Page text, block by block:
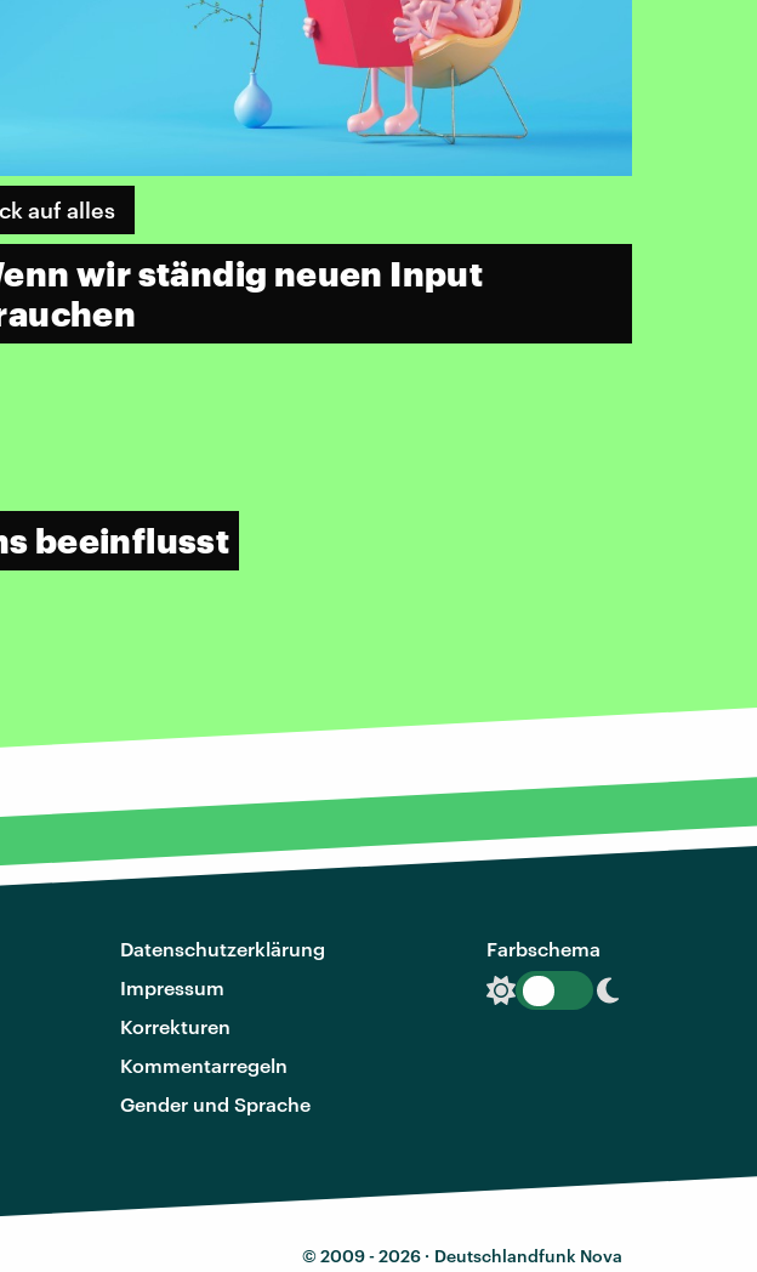
auf alles
wir ständig neuen Input
beeinflusst
Datenschutzerklärung
Impressum
Korrekturen
Kommentarregeln
Gender und Sprache
Farbschema
© 2009 - 2026 · Deutschlandfunk Nova